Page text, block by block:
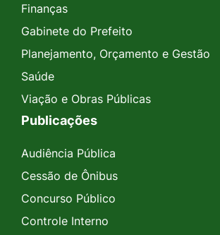
Finanças
Gabinete do Prefeito
Planejamento, Orçamento e Gestão
Saúde
Viação e Obras Públicas
Publicações
Audiência Pública
Cessão de Ônibus
Concurso Público
Controle Interno